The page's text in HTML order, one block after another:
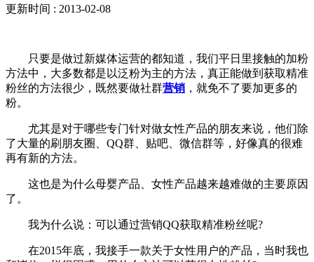
更新时间 : 2013-02-08
只要是做过新媒体运营的都知道，我们平日里接触的加粉
方法中，大多数都是以泛粉为主的方法，真正能做到获取精准
粉丝的方法很少，既然要做社群营销 ，就免不了要加更多的
粉。
尤其是对于哪些专门针对做女性产品的朋友来说，他们除
了大量的刷朋友圈、QQ群、贴吧、微信群等，好像真的很难
再有新的方法。
这也是为什么母婴产品、女性产品越来越难做的主要原因
了。
我为什么说：可以通过营销QQ获取精准粉丝呢?
在2015年底，我接手一款关于女性用户的产品，当时我也